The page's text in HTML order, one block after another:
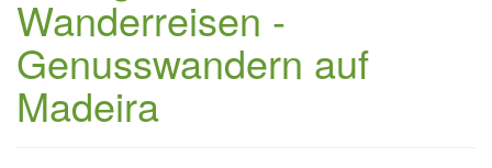
Wanderreisen -
Genusswandern auf
Madeira